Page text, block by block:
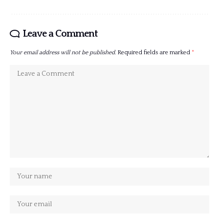
Leave a Comment
Your email address will not be published. Required fields are marked *